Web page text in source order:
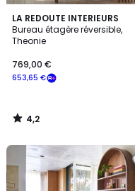
LA REDOUTE INTERIEURS
Bureau étagère réversible,
Theonie
653,65 €
769,00 €
4,2
/ 5
4,2
/